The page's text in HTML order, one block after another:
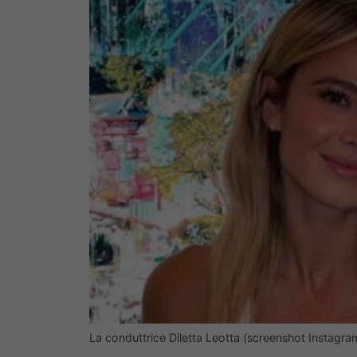
La conduttrice Diletta Leotta (screenshot